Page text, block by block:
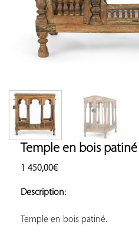
Temple en bois patiné
1 450,00€
Description:
Temple en bois patiné.